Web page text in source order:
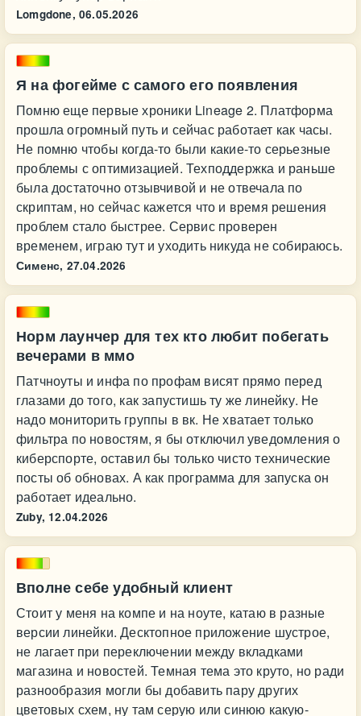
Lomgdone, 06.05.2026
Я на фогейме с самого его появления
Помню еще первые хроники Lineage 2. Платформа
прошла огромный путь и сейчас работает как часы.
Не помню чтобы когда-то были какие-то серьезные
проблемы с оптимизацией. Техподдержка и раньше
была достаточно отзывчивой и не отвечала по
скриптам, но сейчас кажется что и время решения
проблем стало быстрее. Сервис проверен
временем, играю тут и уходить никуда не собираюсь.
Сименс, 27.04.2026
Норм лаунчер для тех кто любит побегать
вечерами в ммо
Патчноуты и инфа по профам висят прямо перед
глазами до того, как запустишь ту же линейку. Не
надо мониторить группы в вк. Не хватает только
фильтра по новостям, я бы отключил уведомления о
киберспорте, оставил бы только чисто технические
посты об обновах. А как программа для запуска он
работает идеально.
Zuby, 12.04.2026
Вполне себе удобный клиент
Стоит у меня на компе и на ноуте, катаю в разные
версии линейки. Десктопное приложение шустрое,
не лагает при переключении между вкладками
магазина и новостей. Темная тема это круто, но ради
разнообразия могли бы добавить пару других
цветовых схем, ну там серую или синюю какую-